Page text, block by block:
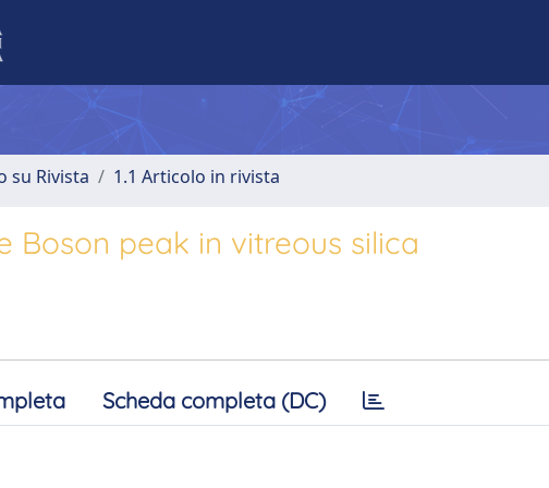
su Rivista 1.1 Articolo in rivista
Boson peak in vitreous silica
Scheda completa (DC)